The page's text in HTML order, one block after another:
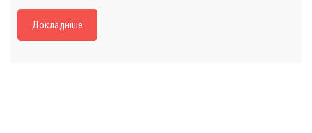
Докладніше